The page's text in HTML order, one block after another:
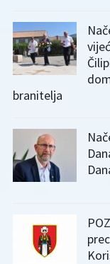
branitelja